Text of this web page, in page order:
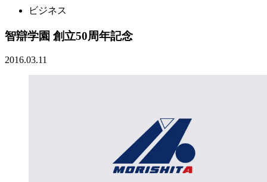
ビジネス
智辯学園 創立50周年記念
2016.03.11